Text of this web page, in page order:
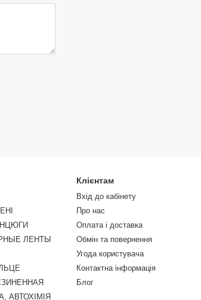
ЛЕНТЫ
АВТОХІМІЯ
Клієнтам
Вхід до кабінету
Про нас
Оплата і доставка
Обмін та повернення
Угода користувача
Контактна інформація
Блог